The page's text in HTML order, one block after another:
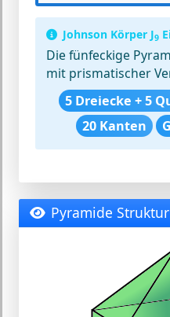
Johnson Körper J9
Die fünfeckige
mit prismatischer
5 Dreiecke + 5
20 Kanten
Pyramide Struktur